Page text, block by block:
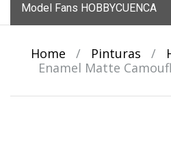
Model Fans HOBBYCUENCA
Home / Pinturas /
Enamel Matte